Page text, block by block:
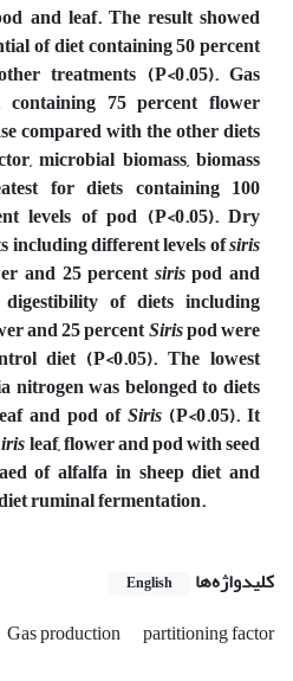
and leaf. The result showed
of diet containing 50 percent
treatments (P<0.05). Gas
75 percent flower
compared with the other diets
microbial biomass, biomass
for diets containing 100
levels of pod (P<0.05). Dry
including different levels ofsiris
and 25 percentsirispod and
of diets including
and 25 percentSirispod were
diet (P<0.05). The lowest
nitrogen was belonged to diets
and pod ofSiris (P<0.05). It
leaf, flower and pod with seed
of alfalfa in sheep diet and
ruminal fermentation.
کلیدواژه‌ها English
Gas production
partitioning factor